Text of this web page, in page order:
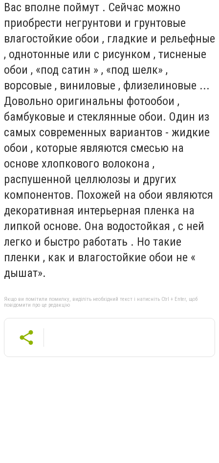
Вас вполне поймут . Сейчас можно
приобрести негрунтови и грунтовые
влагостойкие обои , гладкие и рельефные
, однотонные или с рисунком , тисненые
обои , «под сатин » , «под шелк» ,
ворсовые , виниловые , флизелиновые ...
Довольно оригинальны фотообои ,
бамбуковые и стеклянные обои. Один из
самых современных вариантов - жидкие
обои , которые являются смесью на
основе хлопкового волокона ,
распушенной целлюлозы и других
компонентов. Похожей на обои являются
декоративная интерьерная пленка на
липкой основе. Она водостойкая , с ней
легко и быстро работать . Но такие
пленки , как и влагостойкие обои не «
дышат».
Якщо ви помітили помилку, виділіть необхідний текст і натисніть Ctrl + Enter, щоб
повідомити про це редакцію